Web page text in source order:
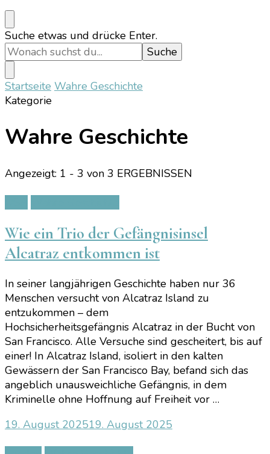
Suchst
du
nach
etwas?
Suche etwas und drücke Enter.
Startseite Wahre Geschichte
Kategorie
Wahre Geschichte
Angezeigt: 1 - 3 von 3 ERGEBNISSEN
Wie ein Trio der Gefängnisinsel
Alcatraz entkommen ist
In seiner langjährigen Geschichte haben nur 36
Menschen versucht von Alcatraz Island zu
entzukommen – dem
Hochsicherheitsgefängnis Alcatraz in der Bucht von
San Francisco. Alle Versuche sind gescheitert, bis auf
einer! In Alcatraz Island, isoliert in den kalten
Gewässern der San Francisco Bay, befand sich das
angeblich unausweichliche Gefängnis, in dem
Kriminelle ohne Hoffnung auf Freiheit vor …
19. August 202519. August 2025